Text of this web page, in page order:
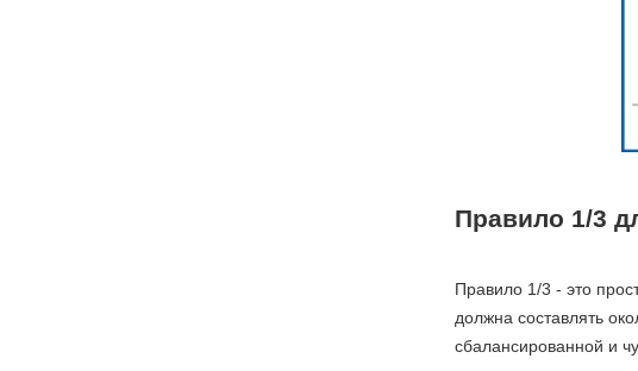
Правило 1/3
Правило 1/3 - это
должна составлять
сбалансированной и